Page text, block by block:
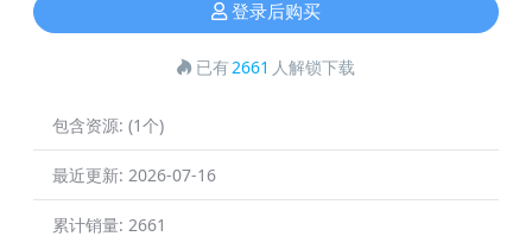
登录后购买
已有2661 人解锁下载
包含资源: (1个)
最近更新: 2026-07-16
累计销量: 2661